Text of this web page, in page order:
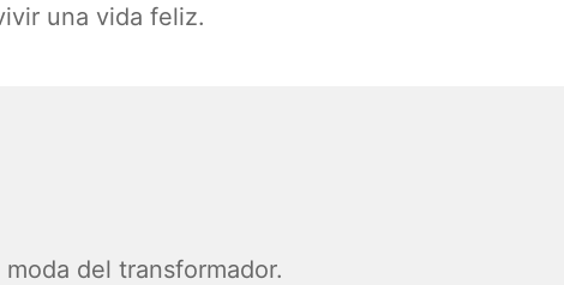
una vida feliz.
del transformador.